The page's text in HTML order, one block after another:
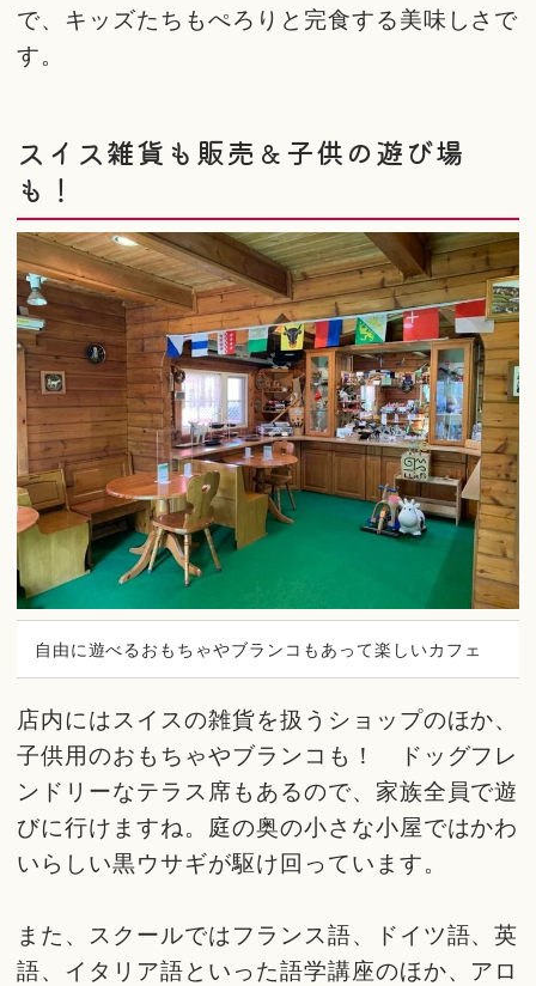
で、キッズたちもぺろりと完食する美味しさで
す。
スイス雑貨も販売＆子供の遊び場
も！
自由に遊べるおもちゃやブランコもあって楽しいカフェ
店内にはスイスの雑貨を扱うショップのほか、
子供用のおもちゃやブランコも！ ドッグフレ
ンドリーなテラス席もあるので、家族全員で遊
びに行けますね。庭の奥の小さな小屋ではかわ
いらしい黒ウサギが駆け回っています。
また、スクールではフランス語、ドイツ語、英
語、イタリア語といった語学講座のほか、アロ